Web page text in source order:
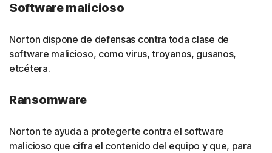
Software malicioso
Norton dispone de defensas contra toda clase de
software malicioso, como virus, troyanos, gusanos,
etcétera.
Ransomware
Norton te ayuda a protegerte contra el software
malicioso que cifra el contenido del equipo y que, para